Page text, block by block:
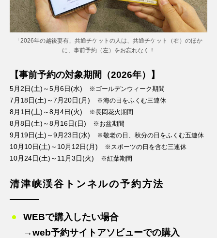
「2026年の越後妻有」共通チケットの人は、共通チケット（右）のほか
に、事前予約（左）をお忘れなく！
【事前予約の対象期間（2026年）】
5月2日(土)～5月6日(水) ※ゴールデンウィーク期間
7月18日(土)～7月20日(月) ※海の日をふくむ三連休
8月1日(土)～8月4日(火) ※長岡花火期間
8月8日(土)～8月16日(日) ※お盆期間
9月19日(土)～9月23日(水) ※敬老の日、秋分の日をふくむ五連休
10月10日(土)～10月12日(月) ※スポーツの日を含む三連休
10月24日(土)～11月3日(火) ※紅葉期間
清津峡渓谷トンネルの予約方法
WEBで購入したい場合
→web予約サイトアソビューでの購入